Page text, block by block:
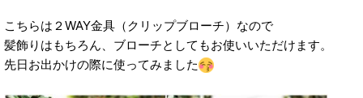
こちらは２WAY金具（クリップブローチ）なので
髪飾りはもちろん、ブローチとしてもお使いいただけます。
先日お出かけの際に使ってみました